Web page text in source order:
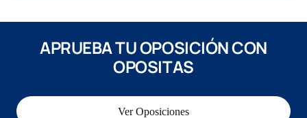
APRUEBA TU OPOSICIÓN CON
OPOSITAS
Ver Oposiciones